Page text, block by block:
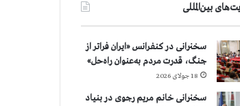
بین‌المللی
سخنرانی در کنفرانس «ایران فراتر از
جنگ، قدرت مردم به‌عنوان راه‌حل»
18 جولای 2026
سخنرانی خانم مریم رجوی در بنیاد